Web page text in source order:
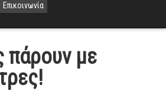
Επικοινωνία
πάρουν με